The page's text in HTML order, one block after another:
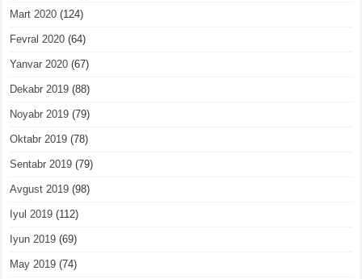
Mart 2020 (124)
Fevral 2020 (64)
Yanvar 2020 (67)
Dekabr 2019 (88)
Noyabr 2019 (79)
Oktabr 2019 (78)
Sentabr 2019 (79)
Avgust 2019 (98)
Iyul 2019 (112)
Iyun 2019 (69)
May 2019 (74)